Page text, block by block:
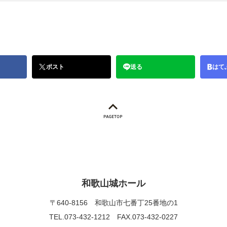
ポスト 送る はて
和歌山城ホール
〒640-8156 和歌山市七番丁25番地の1
TEL.073-432-1212 FAX.073-432-0227